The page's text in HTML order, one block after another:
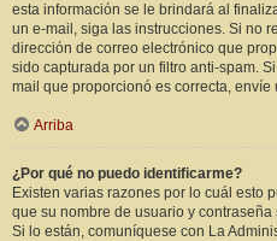
esta información se le brindará al
un e-mail, siga las instrucciones. Si no
dirección de correo electrónico que
sido capturada por un filtro anti-spam.
mail que proporcionó es correcta,
Arriba
¿Por qué no puedo identificarme?
Existen varias razones por lo cuál esto
que su nombre de usuario y
Si lo están, comuníquese con La